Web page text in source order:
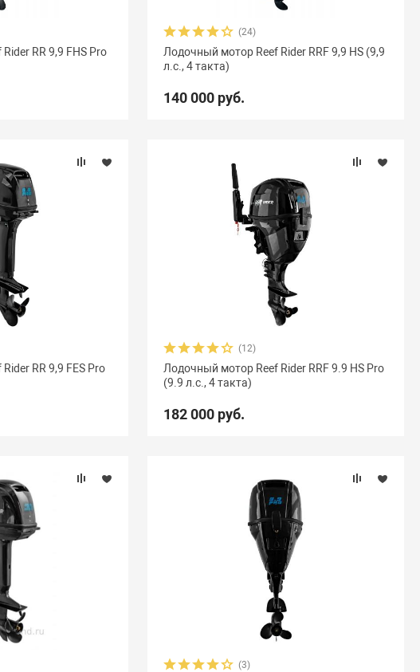
RR 9,9 FHS Pro
(24)
Лодочный мотор Reef Rider RRF 9,9 HS (9,9
л.с., 4 такта)
140 000 руб.
RR 9,9 FES Pro
(12)
Лодочный мотор Reef Rider RRF 9.9 HS Pro
(9.9 л.с., 4 такта)
182 000 руб.
(3)